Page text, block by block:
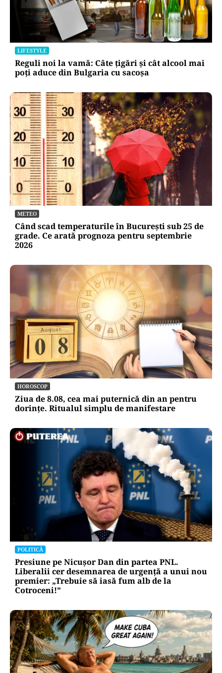
LIFESTYLE
Reguli noi la vamă: Câte țigări și cât alcool mai
poți aduce din Bulgaria cu sacoșa
METEO
Când scad temperaturile în București sub 25 de
grade. Ce arată prognoza pentru septembrie
2026
HOROSCOP
Ziua de 8.08, cea mai puternică din an pentru
dorințe. Ritualul simplu de manifestare
POLITICĂ
Presiune pe Nicușor Dan din partea PNL.
Liberalii cer desemnarea de urgență a unui nou
premier: „Trebuie să iasă fum alb de la
Cotroceni!”